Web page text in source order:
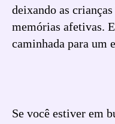
deixando as
memórias afetivas.
caminhada para um
Se você estiver em